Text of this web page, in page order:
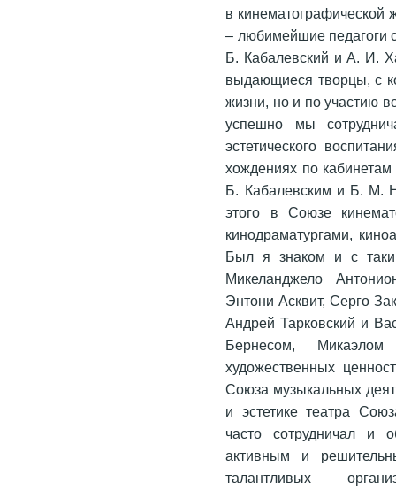
в
– любимейшие педагоги
Б. Кабалевский и А. И.
выдающиеся творцы, с
жизни, но и по участию
успешно мы
эстетического
хождениях по
Б. Кабалевским и Б. М.
этого в Союзе
кинодраматургами,
Был я знаком и с
Микеланджело
Энтони Асквит, Серго
Андрей Тарковский и
Бернесом,
художественных
Союза музыкальных
и эстетике театра
часто сотрудничал и
активным и
талантливых